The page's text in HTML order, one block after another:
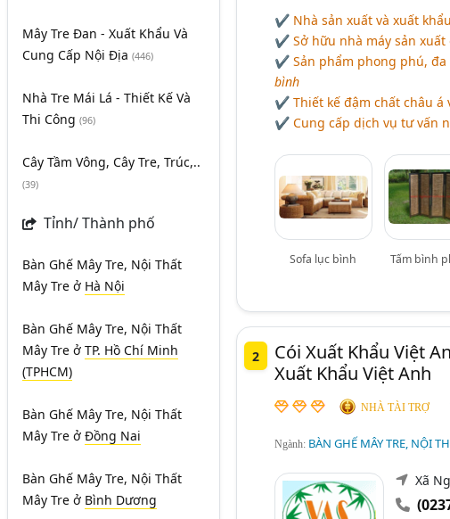
Mây Tre Đan - Xuất Khẩu Và
Cung Cấp Nội Địa (446)
Nhà Tre Mái Lá - Thiết Kế Và
Thi Công (96)
Cây Tầm Vông, Cây Tre, Trúc,..
(39)
Tỉnh/ Thành phố
Bàn Ghế Mây Tre, Nội Thất
Mây Tre ở Hà Nội
Bàn Ghế Mây Tre, Nội Thất
Mây Tre ở TP. Hồ Chí Minh
(TPHCM)
Bàn Ghế Mây Tre, Nội Thất
Mây Tre ở Đồng Nai
Bàn Ghế Mây Tre, Nội Thất
Mây Tre ở Bình Dương
✔ Nhà sản xuất và xuất
✔ Sở hữu nhà máy sản xuất
✔ Sản phẩm phong phú, đa
bình
✔ Thiết kế đậm chất châu á
✔ Cung cấp dịch vụ tư vấn
Sofa lục bình Tấm bình
2
Cói Xuất Khẩu Việt
Xuất Khẩu Việt Anh
NHÀ TÀI TRỢ
Ngành: BÀN GHẾ MÂY TRE, NỘI
Xã